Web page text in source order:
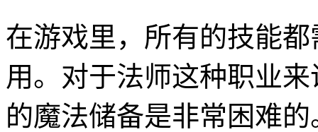
在游戏里，所有的技能
用。对于法师这种职业
的魔法储备是非常困难